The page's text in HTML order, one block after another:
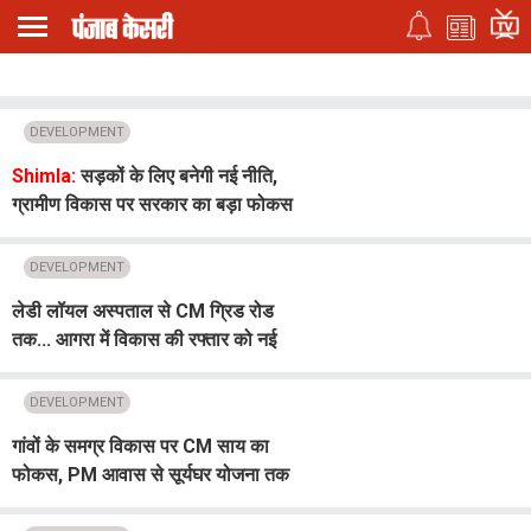
DEVELOPMENT
Shimla:सड़कों के लिए बनेगी नई नीति,
ग्रामीण विकास पर सरकार का बड़ा फोकस
DEVELOPMENT
लेडी लॉयल अस्पताल से CM ग्रिड रोड
तक... आगरा में विकास की रफ्तार को नई
DEVELOPMENT
गांवों के समग्र विकास पर CM साय का
फोकस, PM आवास से सूर्यघर योजना तक